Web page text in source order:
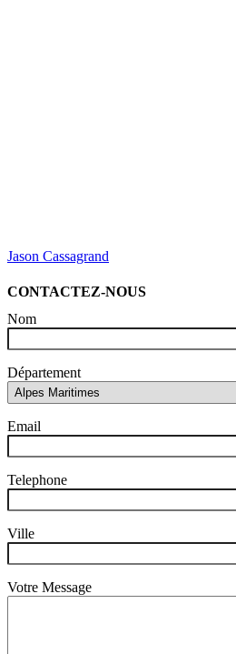
Jason Cassagrand
CONTACTEZ-NOUS
Nom
Département
Email
Telephone
Ville
Votre Message